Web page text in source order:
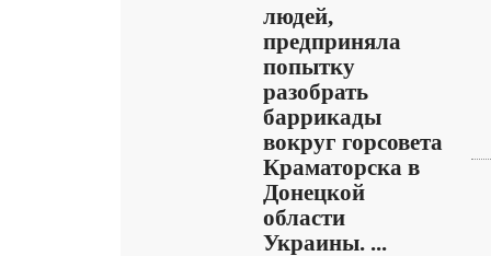
людей,
предприняла
попытку
разобрать
баррикады
вокруг горсовета
Краматорска в
Донецкой
области
Украины. ...